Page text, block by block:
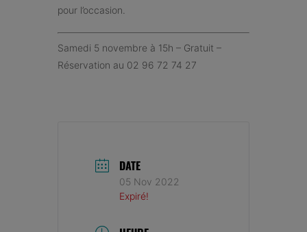
pour l’occasion.
Samedi 5 novembre à 15h – Gratuit –
Réservation au 02 96 72 74 27
DATE
05 Nov 2022
Expiré!